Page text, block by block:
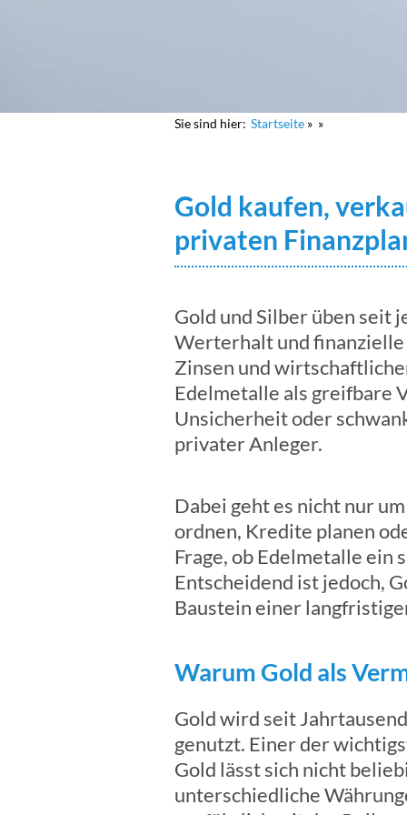
Sie sind hier: Startseite
Gold kaufen,
privaten
Gold und Silber üben seit
Werterhalt und
Zinsen und
Edelmetalle als greifbare
Unsicherheit oder
privater Anleger.
Dabei geht es nicht nur
ordnen, Kredite planen
Frage, ob Edelmetalle
Entscheidend ist jedoch,
Baustein einer
Warum Gold als
Gold wird seit
genutzt. Einer der
Gold lässt sich nicht
unterschiedliche